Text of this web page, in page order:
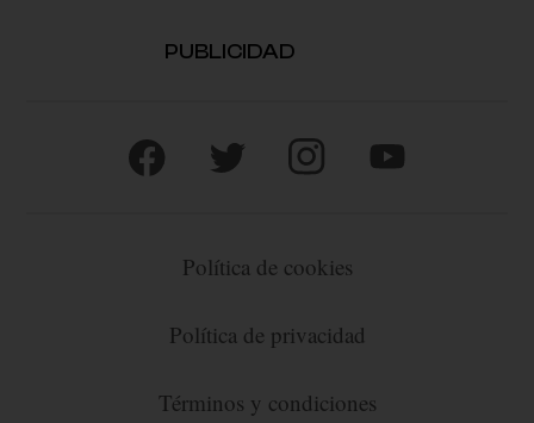
PUBLICIDAD
Política de cookies
Política de privacidad
Términos y condiciones